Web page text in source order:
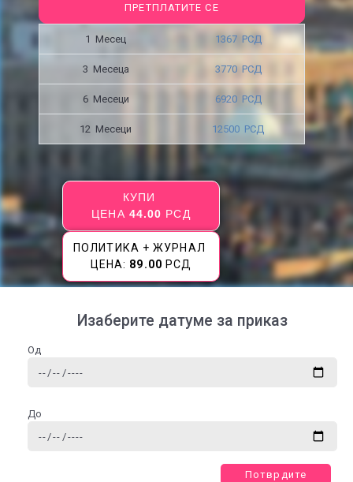
ПРЕТПЛАТИТЕ СЕ
1 Месец 1367 РСД
3 Месецa 3770 РСД
6 Месеци 6920 РСД
12 Месеци 12500 РСД
КУПИ
ЦЕНА 44.00 РСД
ПОЛИТИКА + ЖУРНАЛ
ЦЕНА: 89.00 РСД
Изаберите датуме за приказ
Од
До
Потврдите